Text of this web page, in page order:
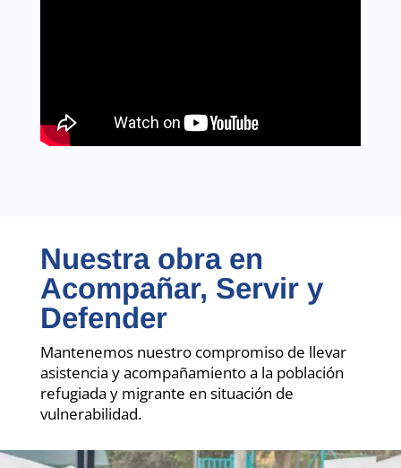
Nuestra obra en
Acompañar, Servir y
Defender
Mantenemos nuestro compromiso de llevar
asistencia y acompañamiento a la población
refugiada y migrante en situación de
vulnerabilidad.